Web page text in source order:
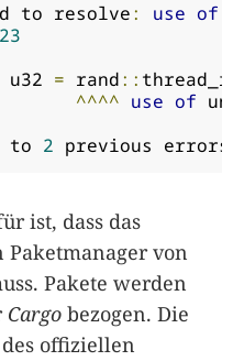
to resolve: use of
23
u32 = rand::
^^^^ use of
to 2 previous errors
ist, dass das
Paketmanager von
Pakete werden
Cargo bezogen. Die
offiziellen